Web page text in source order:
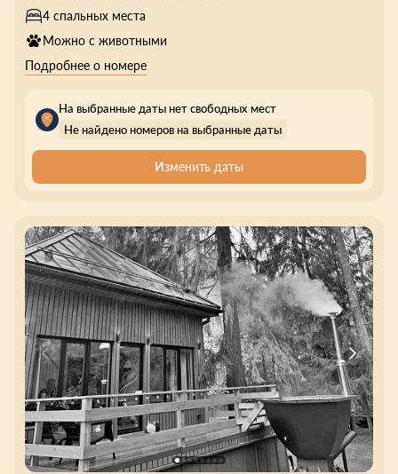
4 спальных места
Можно с животными
Подробнее о номере
На выбранные даты нет свободных мест
Не найдено номеров на выбранные даты
Изменить даты